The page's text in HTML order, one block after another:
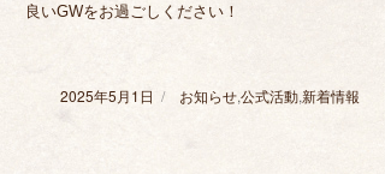
良いGWをお過ごしください！
投
2025年5月1日
カ
お知らせ,公式活動,新着情報